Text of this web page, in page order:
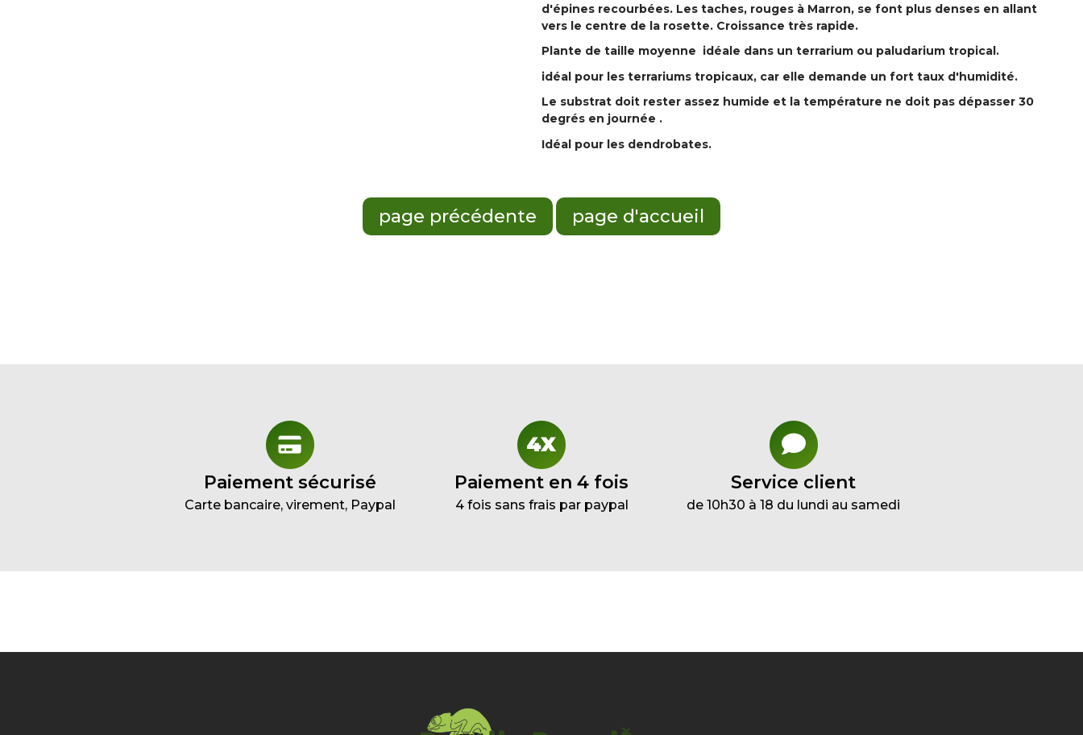
d'épines recourbées. Les taches, rouges à Marron, se font plus denses en allant
vers le centre de la rosette. Croissance très rapide.
Plante de taille moyenne idéale dans un terrarium ou paludarium tropical.
idéal pour les terrariums tropicaux, car elle demande un fort taux d'humidité.
Le substrat doit rester assez humide et la température ne doit pas dépasser 30
degrés en journée .
Idéal pour les dendrobates.
Paiement sécurisé
Carte bancaire, virement, Paypal
Paiement en 4 fois
4 fois sans frais par paypal
Service client
de 10h30 à 18 du lundi au samedi